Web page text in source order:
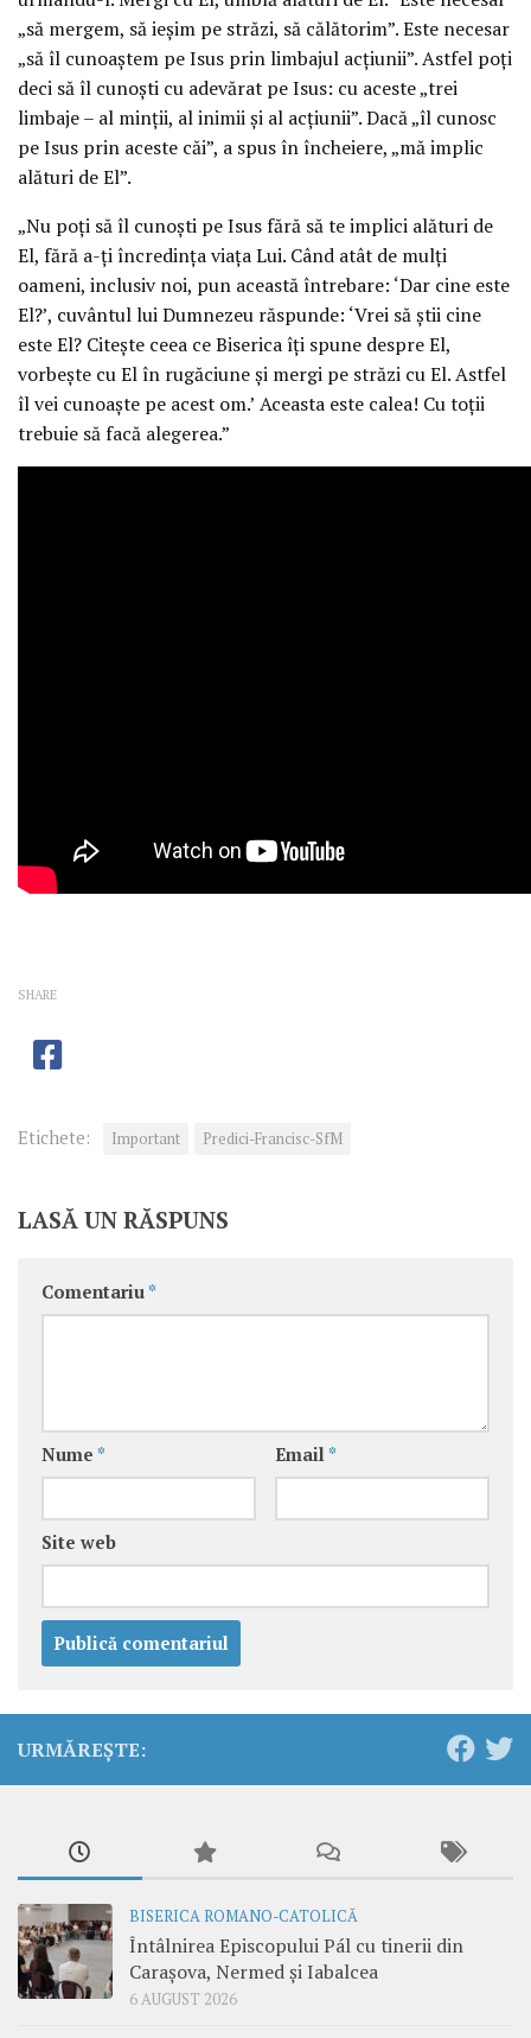
„să mergem, să ieşim pe străzi, să călătorim”. Este necesar
„să îl cunoaştem pe Isus prin limbajul acţiunii”. Astfel poţi
deci să îl cunoşti cu adevărat pe Isus: cu aceste „trei
limbaje – al minţii, al inimii şi al acţiunii”. Dacă „îl cunosc
pe Isus prin aceste căi”, a spus în încheiere, „mă implic
alături de El”.
„Nu poţi să îl cunoşti pe Isus fără să te implici alături de
El, fără a-ţi încredinţa viaţa Lui. Când atât de mulţi
oameni, inclusiv noi, pun această întrebare: ‘Dar cine este
El?’, cuvântul lui Dumnezeu răspunde: ‘Vrei să ştii cine
este El? Citeşte ceea ce Biserica îţi spune despre El,
vorbeşte cu El în rugăciune şi mergi pe străzi cu El. Astfel
îl vei cunoaşte pe acest om.’ Aceasta este calea! Cu toţii
trebuie să facă alegerea.”
SHARE
Etichete: Important Predici-Francisc-SfM
LASĂ UN RĂSPUNS
Comentariu *
Nume * Email *
Site web
URMĂREȘTE:
BISERICA ROMANO-CATOLICĂ
Întâlnirea Episcopului Pál cu tinerii din
Carașova, Nermed și Iabalcea
6 AUGUST 2026